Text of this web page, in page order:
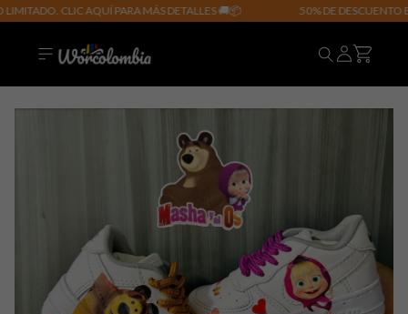
CLIC AQUÍ PARA MÁS DETALLES 🚚📦 50% DE DESCUENTO